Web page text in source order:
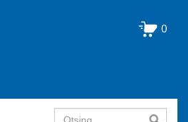
0
Otsing